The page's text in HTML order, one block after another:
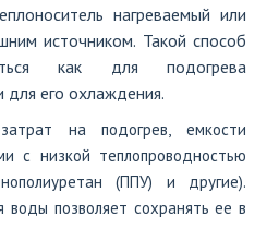
нагреваемый или
источником. Такой способ
как для подогрева
для его охлаждения.
на подогрев, емкости
с низкой теплопроводностью
(ППУ) и другие).
воды позволяет сохранять ее в